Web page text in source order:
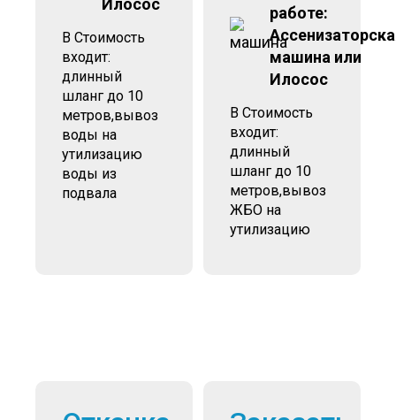
Илосос
В Стоимость
входит:
длинный
шланг до 10
метров,вывоз
воды на
утилизацию
воды из
подвала
работе:
машина или
Илосос
В Стоимость
входит:
длинный
шланг до 10
метров,вывоз
ЖБО на
утилизацию